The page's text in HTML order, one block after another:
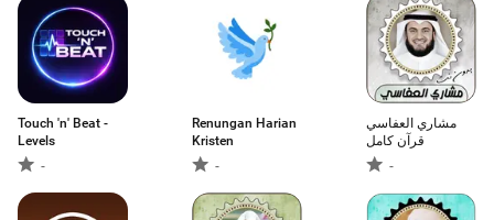
Touch 'n' Beat -
Levels
-
Renungan Harian
Kristen
-
مشاري العفاسي
قرآن كامل
-